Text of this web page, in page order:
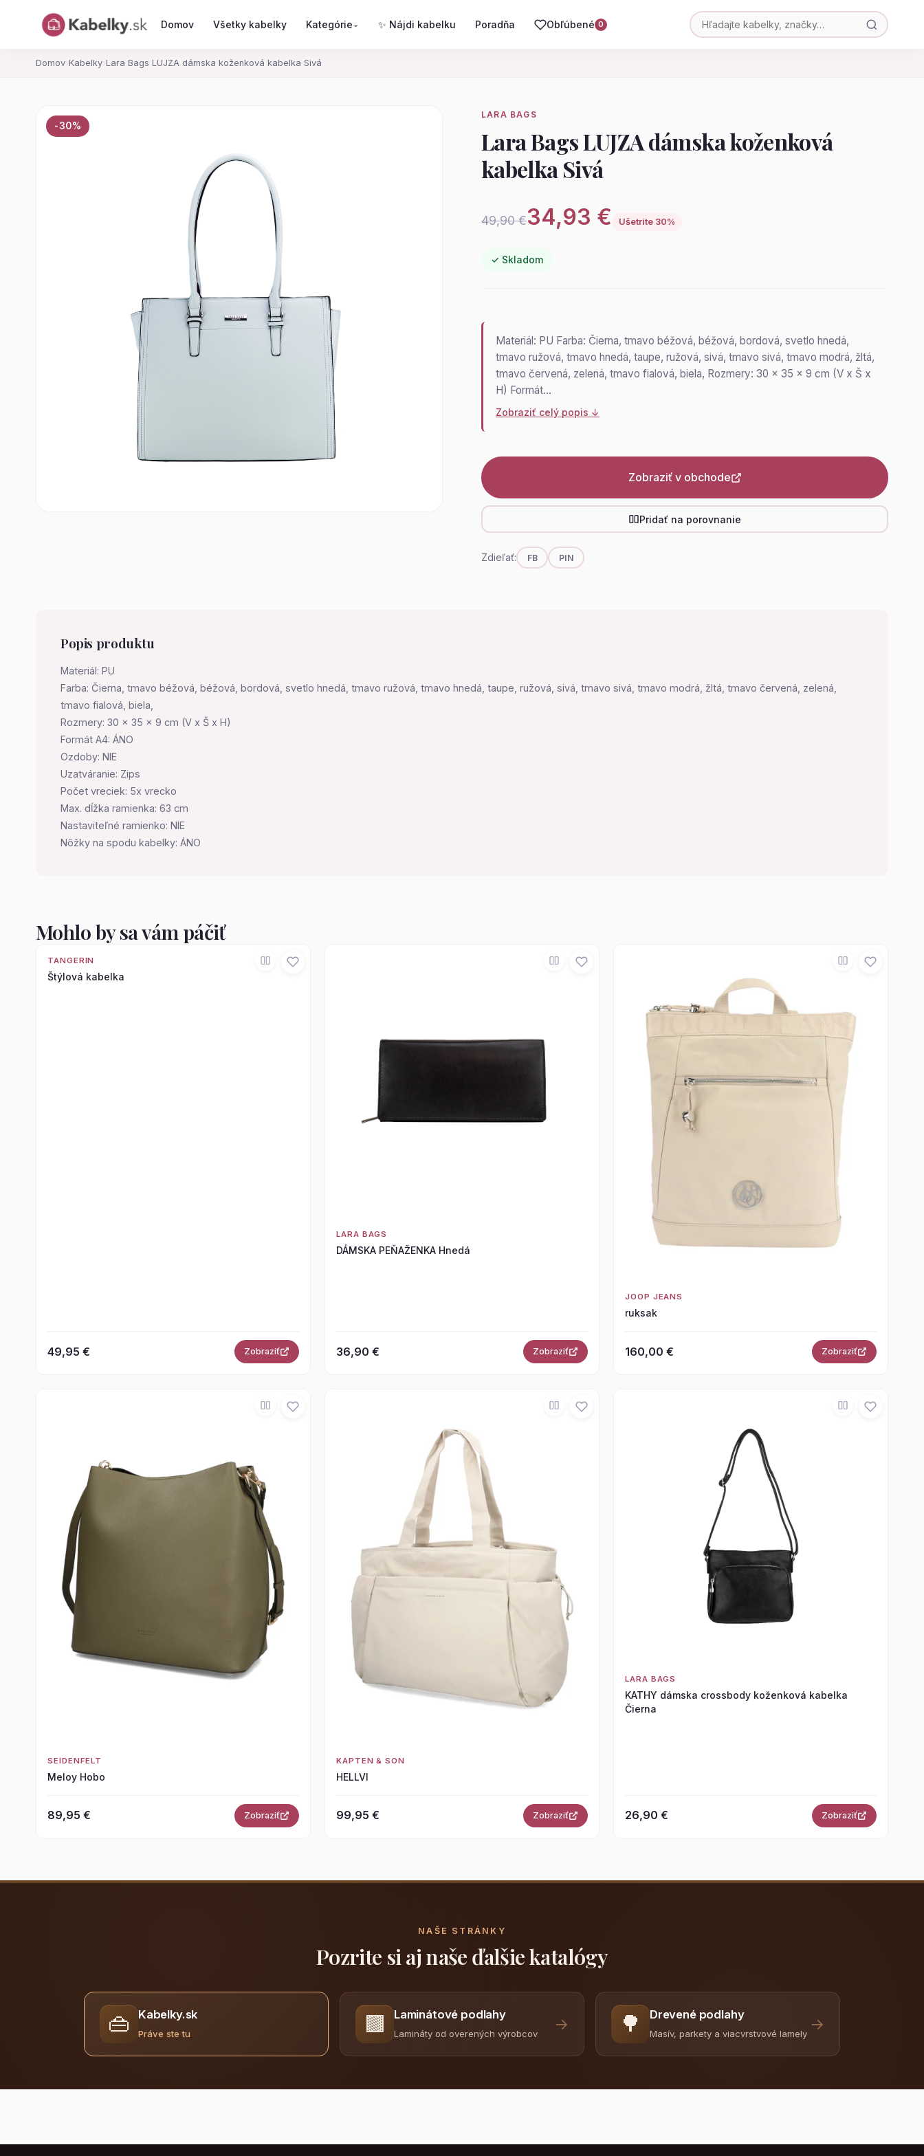
Domov Všetky kabelky Kategórie ⌄ ✨ Nájdi kabelku Poradňa Obľúbené 0
Domov› Kabelky› Lara Bags LUJZA dámska koženková kabelka Sivá
-30%
LARA BAGS
Lara Bags LUJZA dámska koženková
kabelka Sivá
49,90 €34,93 € Ušetríte 30%
✓ Skladom
Materiál: PU Farba: Čierna, tmavo béžová, béžová, bordová, svetlo hnedá,
tmavo ružová, tmavo hnedá, taupe, ružová, sivá, tmavo sivá, tmavo modrá, žltá,
tmavo červená, zelená, tmavo fialová, biela, Rozmery: 30 x 35 x 9 cm (V x Š x
H) Formát…
Zobraziť celý popis ↓
Zobraziť v obchode
Pridať na porovnanie
Zdieľať: FB PIN
Popis produktu
Materiál: PU
Farba: Čierna, tmavo béžová, béžová, bordová, svetlo hnedá, tmavo ružová, tmavo hnedá, taupe, ružová, sivá, tmavo sivá, tmavo modrá, žltá, tmavo červená, zelená,
tmavo fialová, biela,
Rozmery: 30 x 35 x 9 cm (V x Š x H)
Formát A4: ÁNO
Ozdoby: NIE
Uzatváranie: Zips
Počet vreciek: 5x vrecko
Max. dĺžka ramienka: 63 cm
Nastaviteľné ramienko: NIE
Nôžky na spodu kabelky: ÁNO
Mohlo by sa vám páčiť
TANGERIN
Štýlová kabelka
49,95 € Zobraziť
LARA BAGS
DÁMSKA PEŇAŽENKA Hnedá
36,90 € Zobraziť
JOOP JEANS
ruksak
160,00 € Zobraziť
SEIDENFELT
Meloy Hobo
89,95 € Zobraziť
KAPTEN & SON
HELLVI
99,95 € Zobraziť
LARA BAGS
KATHY dámska crossbody koženková kabelka
Čierna
26,90 € Zobraziť
NAŠE STRÁNKY
Pozrite si aj naše ďalšie katalógy
👜 Kabelky.sk
Práve ste tu 🟫 Laminátové podlahy
Lamináty od overených výrobcov
→ 🌳 Drevené podlahy
Masív, parkety a viacvrstvové lamely
→